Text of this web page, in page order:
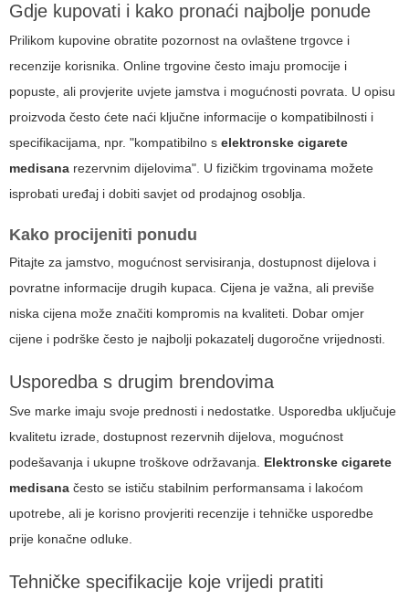
Gdje kupovati i kako pronaći najbolje ponude
Prilikom kupovine obratite pozornost na ovlaštene trgovce i
recenzije korisnika. Online trgovine često imaju promocije i
popuste, ali provjerite uvjete jamstva i mogućnosti povrata. U opisu
proizvoda često ćete naći ključne informacije o kompatibilnosti i
specifikacijama, npr. "kompatibilno s elektronske cigarete
medisana rezervnim dijelovima". U fizičkim trgovinama možete
isprobati uređaj i dobiti savjet od prodajnog osoblja.
Kako procijeniti ponudu
Pitajte za jamstvo, mogućnost servisiranja, dostupnost dijelova i
povratne informacije drugih kupaca. Cijena je važna, ali previše
niska cijena može značiti kompromis na kvaliteti. Dobar omjer
cijene i podrške često je najbolji pokazatelj dugoročne vrijednosti.
Usporedba s drugim brendovima
Sve marke imaju svoje prednosti i nedostatke. Usporedba uključuje
kvalitetu izrade, dostupnost rezervnih dijelova, mogućnost
podešavanja i ukupne troškove održavanja. Elektronske cigarete
medisana često se ističu stabilnim performansama i lakoćom
upotrebe, ali je korisno provjeriti recenzije i tehničke usporedbe
prije konačne odluke.
Tehničke specifikacije koje vrijedi pratiti